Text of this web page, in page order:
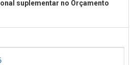
suplementar no Orçamento